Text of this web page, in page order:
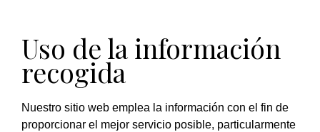
Uso de la información
recogida
Nuestro sitio web emplea la información con el fin de
proporcionar el mejor servicio posible, particularmente